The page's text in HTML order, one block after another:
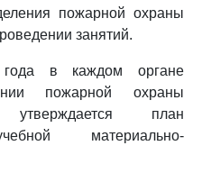
пожарной охраны
занятий.
в каждом органе
пожарной охраны
план
материально-